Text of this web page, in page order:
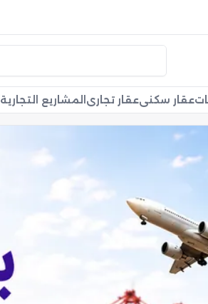
عقار سكنيعقار تجاري المشاريع التجارية